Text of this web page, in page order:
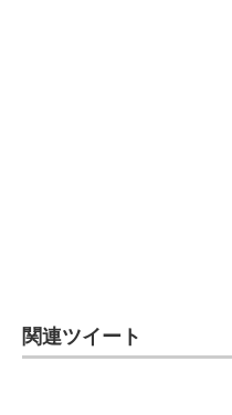
関連ツイート